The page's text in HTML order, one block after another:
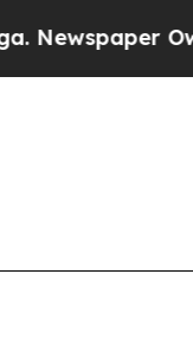
the